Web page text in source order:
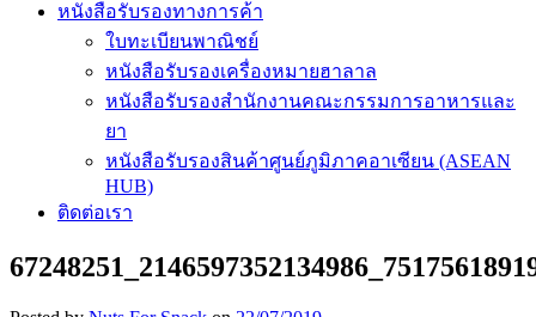
หนังสือรับรองทางการค้า
ใบทะเบียนพาณิชย์
หนังสือรับรองเครื่องหมายฮาลาล
หนังสือรับรองสำนักงานคณะกรรมการอาหารและ
ยา
หนังสือรับรองสินค้าศูนย์ภูมิภาคอาเซียน (ASEAN
HUB)
ติดต่อเรา